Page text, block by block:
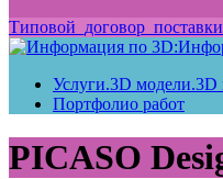
Типовой_договор_поставки
Услуги.3D модели.3D
Портфолио работ
PICASO